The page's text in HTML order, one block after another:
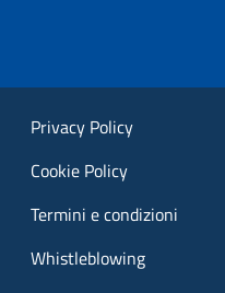
Privacy Policy
Cookie Policy
Termini e condizioni
Whistleblowing